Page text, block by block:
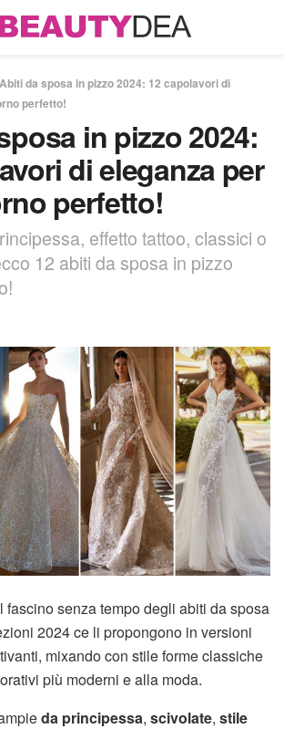
Abiti da sposa in pizzo 2024: 12 capolavori di
perfetto!
in pizzo 2024:
di eleganza per
perfetto!
effetto tattoo, classici o
12 abiti da sposa in pizzo
fascino senza tempo degli abiti da sposa
2024 ce li propongono in versioni
mixando con stile forme classiche
più moderni e alla moda.
da principessa, scivolate, stile